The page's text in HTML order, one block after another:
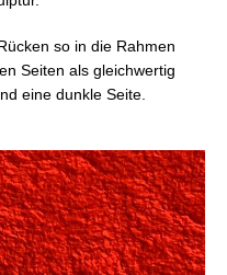
so in die Rahmen
Seiten als gleichwertig
eine dunkle Seite.